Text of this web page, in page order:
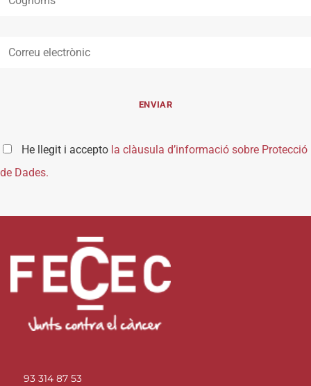
He llegit i accepto la clàusula d’informació sobre Protecció
de Dades.
93 314 87 53